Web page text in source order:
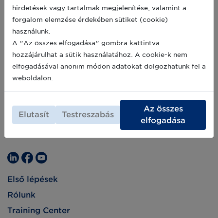
tenyésztésükhöz-feldolgozásukhoz mégis
sokkal kevesebb vízre, energiára és
földterületre van szükség. Így nem csak a
túlnépesedett bolygó élelmezésére
jelenthetnek megoldást, de a klímaválságra is.
2021-06-22
Első lépések
Rólunk
Training Center
hirdetések vagy tartalmak megjelenítése, valamint a
forgalom elemzése érdekében sütiket (cookie)
használunk.
A "Az összes elfogadása" gombra kattintva
hozzájárulhat a sütik használatához. A cookie-k nem
elfogadásával anonim módon adatokat dolgozhatunk fel a
weboldalon.
Elutasít Testreszabás
Az összes
elfogadása